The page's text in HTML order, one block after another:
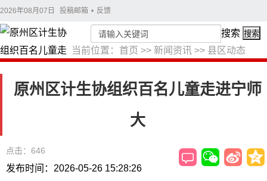
2026年08月07日 投稿邮箱 • 反馈
当前位置： 首页 >> 新闻资讯 >> 县区动态
搜索 搜索
原州区计生协组织百名儿童走进宁师
大
点击：646
发布时间：2026-05-26 15:28:26